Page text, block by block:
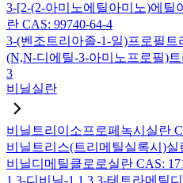
3-[2-(2-아미노에틸아미노)에틸
란 CAS: 99740-64-4
3-(벤조트리아졸-1-일)프로필트
(N,N-디에틸-3-아미노프로필)
3
비닐실란
비닐트리이소프로페녹시실란
비닐트리스(트리메틸실록시)실
비닐디메틸클로로실란 CAS:
1,3-디비닐-1,1,3,3-테트라메틸